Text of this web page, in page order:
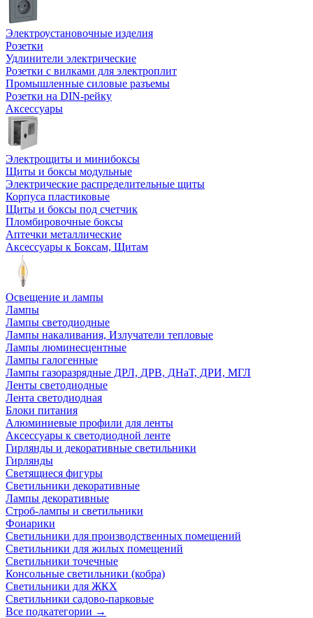
Электроустановочные изделия
Розетки
Удлинители электрические
Розетки с вилками для электроплит
Промышленные силовые разъемы
Розетки на DIN-рейку
Аксессуары
Электрощиты и минибоксы
Щиты и боксы модульные
Электрические распределительные щиты
Корпуса пластиковые
Щиты и боксы под счетчик
Пломбировочные боксы
Аптечки металлические
Аксессуары к Боксам, Щитам
Освещение и лампы
Лампы
Лампы светодиодные
Лампы накаливания, Излучатели тепловые
Лампы люминесцентные
Лампы галогенные
Лампы газоразрядные ДРЛ, ДРВ, ДНаТ, ДРИ, МГЛ
Ленты светодиодные
Лента светодиодная
Блоки питания
Алюминиевые профили для ленты
Аксессуары к светодиодной ленте
Гирлянды и декоративные светильники
Гирлянды
Светящиеся фигуры
Светильники декоративные
Лампы декоративные
Строб-лампы и светильники
Фонарики
Светильники для производственных помещений
Светильники для жилых помещений
Светильники точечные
Консольные светильники (кобра)
Светильники для ЖКХ
Светильники садово-парковые
Все подкатегории →